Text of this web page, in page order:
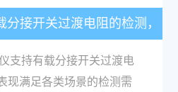
分接开关过渡电阻的检测，
支持有载分接开关过渡电
现满足各类场景的检测需